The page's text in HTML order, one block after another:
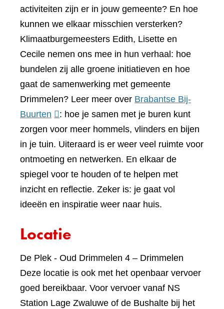
andere
website)
activiteiten zijn er in jouw gemeente? En hoe
kunnen we elkaar misschien versterken?
Klimaatburgemeesters Edith, Lisette en
Cecile nemen ons mee in hun verhaal: hoe
bundelen zij alle groene initiatieven en hoe
gaat de samenwerking met gemeente
Drimmelen? Leer meer over Brabantse Bij-
Buurten (verwijst
naar
een
andere
website)
: hoe je samen met je buren kunt
zorgen voor meer hommels, vlinders en bijen
in je tuin. Uiteraard is er weer veel ruimte voor
ontmoeting en netwerken. En elkaar de
spiegel voor te houden of te helpen met
inzicht en reflectie. Zeker is: je gaat vol
ideeën en inspiratie weer naar huis.
Locatie
De Plek - Oud Drimmelen 4 – Drimmelen
Deze locatie is ook met het openbaar vervoer
goed bereikbaar. Voor vervoer vanaf NS
Station Lage Zwaluwe of de Bushalte bij het